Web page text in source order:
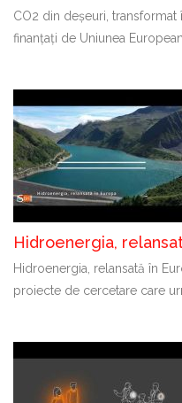
CO2 din deșeuri,
finanțați de Uniunea
Hidroenergia,
Hidroenergia, relansată în
proiecte de cercetare care